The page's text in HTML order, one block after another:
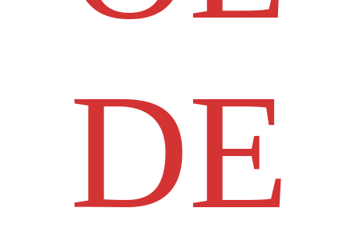
DE